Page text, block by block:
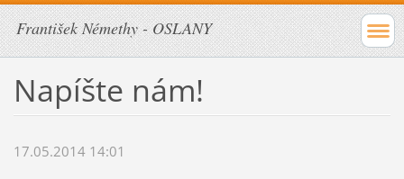
František Némethy - OSLANY
Napíšte nám!
17.05.2014 14:01